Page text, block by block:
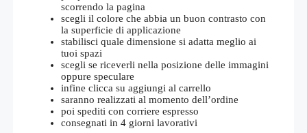
scorrendo la pagina
scegli il colore che abbia un buon contrasto con
la superficie di applicazione
stabilisci quale dimensione si adatta meglio ai
tuoi spazi
scegli se riceverli nella posizione delle immagini
oppure speculare
infine clicca su aggiungi al carrello
saranno realizzati al momento dell’ordine
poi spediti con corriere espresso
consegnati in 4 giorni lavorativi